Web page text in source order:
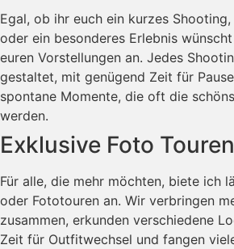
Egal, ob ihr euch ein kurzes
oder ein besonderes Erlebnis
euren Vorstellungen an. Jedes
gestaltet, mit genügend Zeit für
spontane Momente, die oft die
werden.
Exklusive Foto Touren
Für alle, die mehr möchten, biete ich
oder Fototouren an. Wir verbringen
zusammen, erkunden verschiedene
Zeit für Outfitwechsel und fangen